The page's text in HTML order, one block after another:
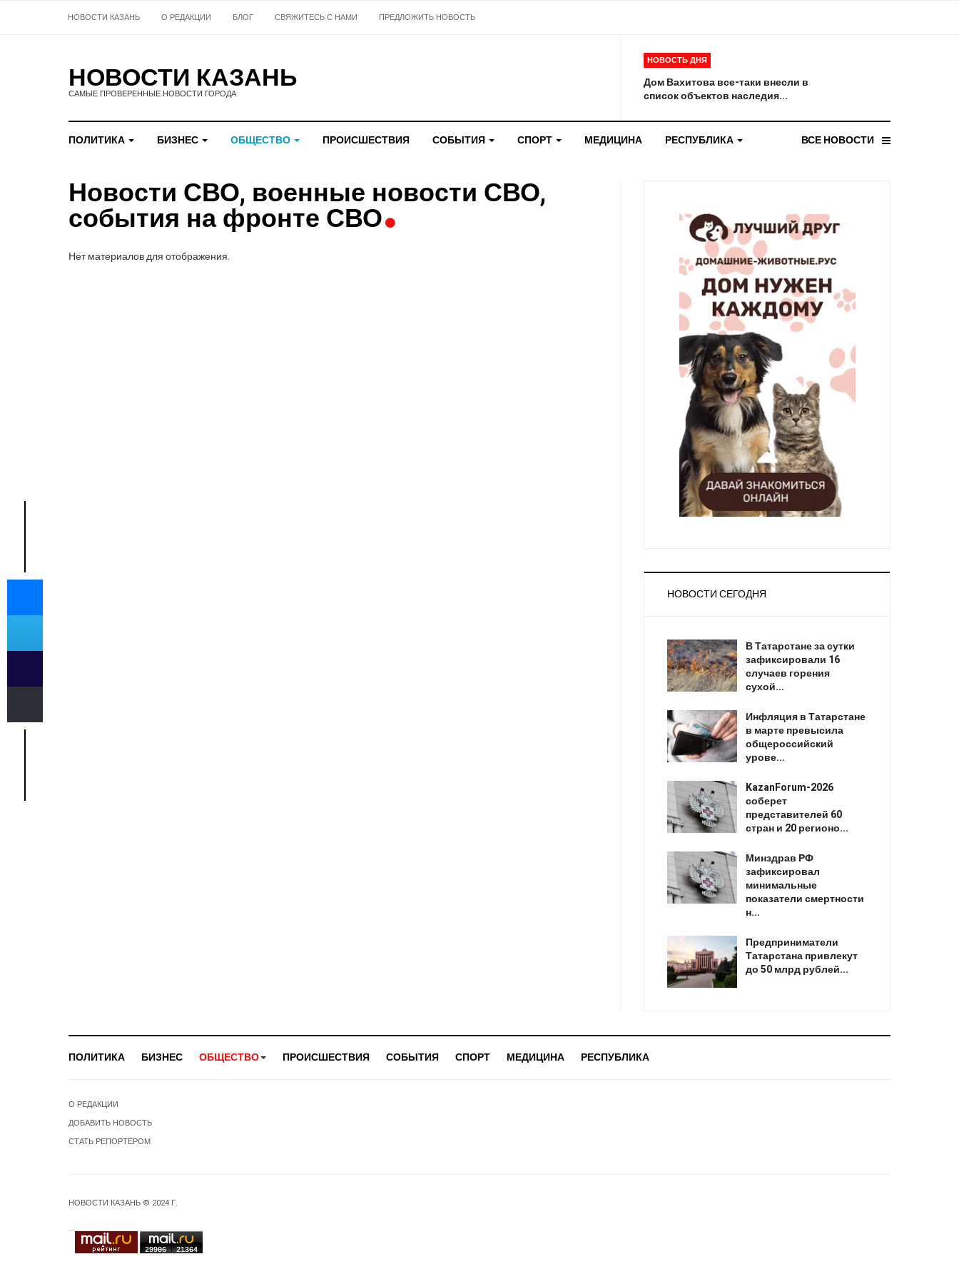
НОВОСТИ КАЗАНЬ О РЕДАКЦИИ БЛОГ СВЯЖИТЕСЬ С НАМИ ПРЕДЛОЖИТЬ НОВОСТЬ
НОВОСТИ КАЗАНЬ
САМЫЕ ПРОВЕРЕННЫЕ НОВОСТИ ГОРОДА
НОВОСТЬ ДНЯ
Дом Вахитова все-таки внесли в
список объектов наследия...
ПОЛИТИКА БИЗНЕС ОБЩЕСТВО ПРОИСШЕСТВИЯ СОБЫТИЯ СПОРТ МЕДИЦИНА РЕСПУБЛИКА ВСЕ НОВОСТИ
Новости СВО, военные новости СВО,
события на фронте СВО
Нет материалов для отображения.
НОВОСТИ СЕГОДНЯ
В Татарстане за сутки
зафиксировали 16
случаев горения
сухой...
Инфляция в Татарстане
в марте превысила
общероссийский
урове...
KazanForum-2026
соберет
представителей 60
стран и 20 регионо...
Минздрав РФ
зафиксировал
минимальные
показатели смертности
н...
Предприниматели
Татарстана привлекут
до 50 млрд рублей...
ПОЛИТИКА БИЗНЕС ОБЩЕСТВО ПРОИСШЕСТВИЯ СОБЫТИЯ СПОРТ МЕДИЦИНА РЕСПУБЛИКА
О РЕДАКЦИИ
ДОБАВИТЬ НОВОСТЬ
СТАТЬ РЕПОРТЕРОМ
НОВОСТИ КАЗАНЬ © 2024 Г.
29906 21364